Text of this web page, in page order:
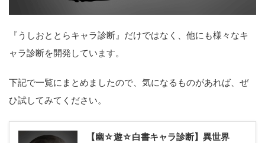
『うしおととらキャラ診断』だけではなく、他にも様々なキ
ャラ診断を開発しています。
下記で一覧にまとめましたので、気になるものがあれば、ぜ
ひ試してみてください。
【幽☆遊☆白書キャラ診断】異世界